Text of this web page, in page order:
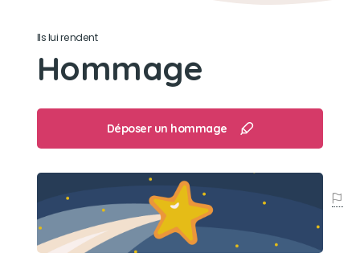
reste des gens, tu sautais sur leur mollets.
Une paille en plastique, elle adorait l'attraper
quand on soufflaient dedans
Son loisir préféré
Dormir à côté de nous en ronronnant.
Chiller sur les radiateurs.
Ils lui rendent
Hommage
Déposer un hommage